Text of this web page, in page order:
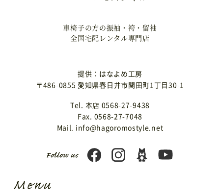
車椅子の方の振袖・袴・留袖
全国宅配レンタル専門店
提供：はなよめ工房
〒486-0855 愛知県春日井市関田町1丁目30-1
Tel. 本店 0568-27-9438
Fax. 0568-27-7048
Mail. info@hagoromostyle.net